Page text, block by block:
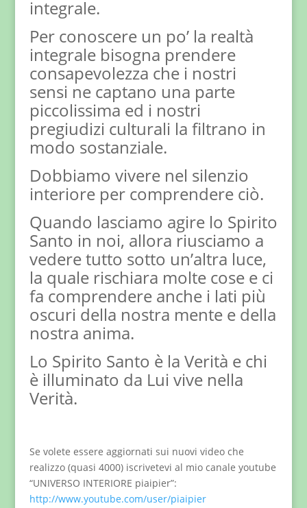
integrale.
Per conoscere un po’ la realtà
integrale bisogna prendere
consapevolezza che i nostri
sensi ne captano una parte
piccolissima ed i nostri
pregiudizi culturali la filtrano in
modo sostanziale.
Dobbiamo vivere nel silenzio
interiore per comprendere ciò.
Quando lasciamo agire lo Spirito
Santo in noi, allora riusciamo a
vedere tutto sotto un’altra luce,
la quale rischiara molte cose e ci
fa comprendere anche i lati più
oscuri della nostra mente e della
nostra anima.
Lo Spirito Santo è la Verità e chi
è illuminato da Lui vive nella
Verità.
Se volete essere aggiornati sui nuovi video che
realizzo (quasi 4000) iscrivetevi al mio canale youtube
“UNIVERSO INTERIORE piaipier”:
http://www.youtube.com/user/piaipier